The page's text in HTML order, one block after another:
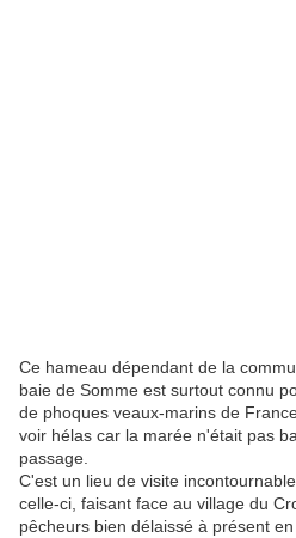
Ce hameau dépendant de la
baie de Somme est surtout connu
de phoques veaux-marins de
voir hélas car la marée n'était pas
passage.
C'est un lieu de visite
celle-ci, faisant face au village du
pêcheurs bien délaissé à présent